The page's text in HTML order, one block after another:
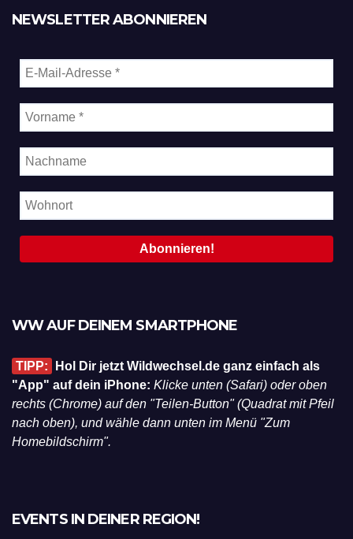
NEWSLETTER ABONNIEREN
WW AUF DEINEM SMARTPHONE
TIPP:
Hol Dir jetzt Wildwechsel.de ganz einfach als
"App" auf dein iPhone: Klicke unten (Safari) oder oben
rechts (Chrome) auf den "Teilen-Button" (Quadrat mit Pfeil
nach oben), und wähle dann unten im Menü "Zum
Homebildschirm".
EVENTS IN DEINER REGION!